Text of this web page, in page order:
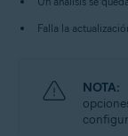
Microsoft
Premium/
Falla la
NOTA: